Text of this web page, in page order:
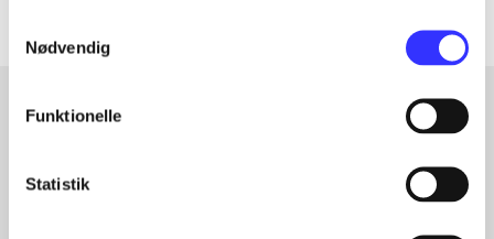
Nødvendig
Funktionelle
Statistik
Fra